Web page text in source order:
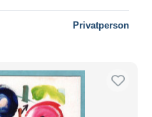
Privatperson